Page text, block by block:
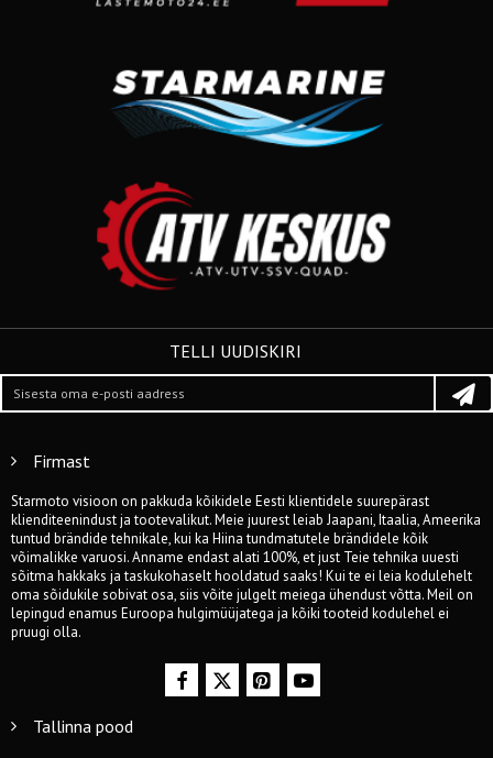
TELLI UUDISKIRI
Firmast
Starmoto visioon on pakkuda kõikidele Eesti klientidele suurepärast
klienditeenindust ja tootevalikut. Meie juurest leiab Jaapani, Itaalia, Ameerika
tuntud brändide tehnikale, kui ka Hiina tundmatutele brändidele kõik
võimalikke varuosi. Anname endast alati 100%, et just Teie tehnika uuesti
sõitma hakkaks ja taskukohaselt hooldatud saaks! Kui te ei leia kodulehelt
oma sõidukile sobivat osa, siis võite julgelt meiega ühendust võtta. Meil on
lepingud enamus Euroopa hulgimüüjatega ja kõiki tooteid kodulehel ei
pruugi olla.
Tallinna pood